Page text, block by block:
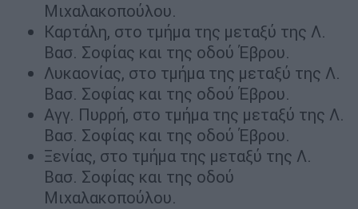
Μιχαλακοπούλου.
Καρτάλη, στο τμήμα της μεταξύ της Λ.
Βασ. Σοφίας και της οδού Έβρου.
Λυκαονίας, στο τμήμα της μεταξύ της Λ.
Βασ. Σοφίας και της οδού Έβρου.
Αγγ. Πυρρή, στο τμήμα της μεταξύ της Λ.
Βασ. Σοφίας και της οδού Έβρου.
Ξενίας, στο τμήμα της μεταξύ της Λ.
Βασ. Σοφίας και της οδού
Μιχαλακοπούλου.